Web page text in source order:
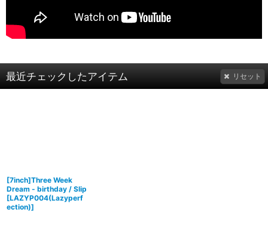
最近チェックしたアイテム リセット
[7inch]Three Week
Dream - birthday / Slip
[LAZYP004(Lazyperf
ection)]